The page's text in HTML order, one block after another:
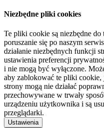
Niezbędne pliki cookies
Te pliki cookie są niezbędne
poruszanie się po naszym
działanie niezbędnych funkcji
ustawienia preferencji
i nie mogą być wyłączone.
aby zablokować te pliki
strony mogą nie działać
przechowywane w trwały
urządzeniu użytkownika i są
przeglądarki.
Ustawienia